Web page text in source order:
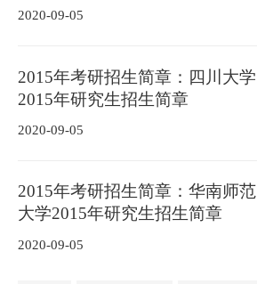
2020-09-05
2015年考研招生简章：四川大学
2015年研究生招生简章
2020-09-05
2015年考研招生简章：华南师范
大学2015年研究生招生简章
2020-09-05